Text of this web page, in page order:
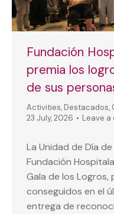
Fundación
premia los
de sus
Activities, Destacados,
23 July, 2026
Leave a
La Unidad de Día
Fundación
Gala de los Logros,
conseguidos en el
entrega de